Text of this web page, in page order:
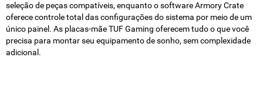
seleção de peças compatíveis, enquanto o software Armory Crate
oferece controle total das configurações do sistema por meio de um
único painel. As placas-mãe TUF Gaming oferecem tudo o que você
precisa para montar seu equipamento de sonho, sem complexidade
adicional.